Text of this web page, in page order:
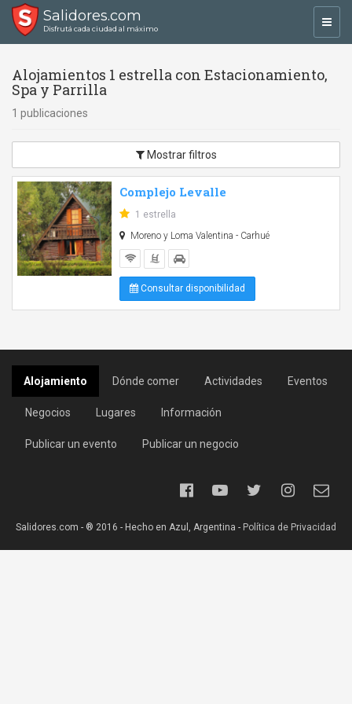
Salidores.com
Disfrutá cada ciudad al máximo
Alojamientos 1 estrella con Estacionamiento,
Spa y Parrilla
1 publicaciones
Mostrar filtros
Complejo Levalle
1 estrella
Moreno y Loma Valentina - Carhué
Consultar disponibilidad
Alojamiento Dónde comer Actividades Eventos
Negocios Lugares Información
Publicar un evento Publicar un negocio
Salidores.com - ® 2016 - Hecho en Azul, Argentina - Política de Privacidad